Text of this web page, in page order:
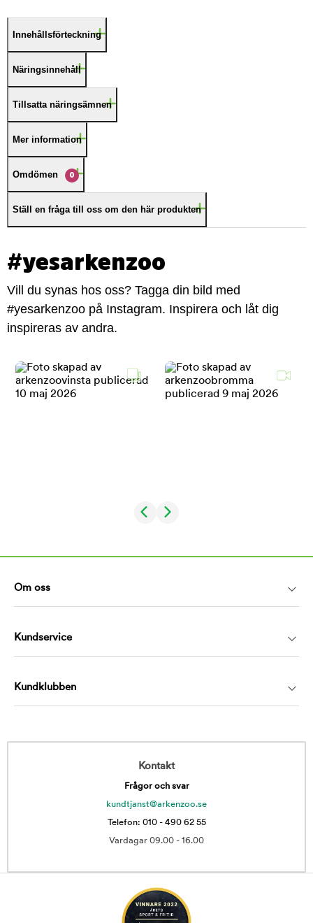
Innehållsförteckning
Näringsinnehåll
Tillsatta näringsämnen
Mer information
Omdömen 0
Ställ en fråga till oss om den här produkten
#yesarkenzoo
Vill du synas hos oss? Tagga din bild med
#yesarkenzoo på Instagram. Inspirera och låt dig
inspireras av andra.
Om oss
Kundservice
Kundklubben
Kontakt
Frågor och svar
kundtjanst@arkenzoo.se
Telefon: 010 - 490 62 55
Vardagar 09.00 - 16.00